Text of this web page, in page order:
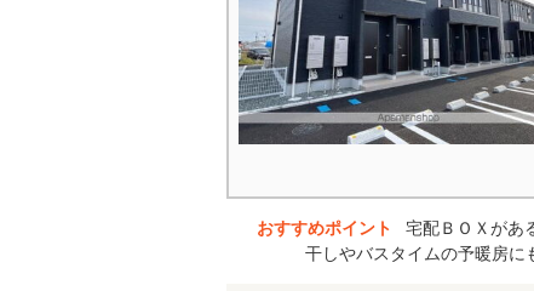
おすすめポイント
宅配ＢＯＸがあ
干しやバスタイムの予暖房に